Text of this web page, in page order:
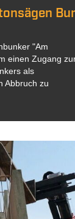
"Am
einen Zugang
als
Abbruch zu